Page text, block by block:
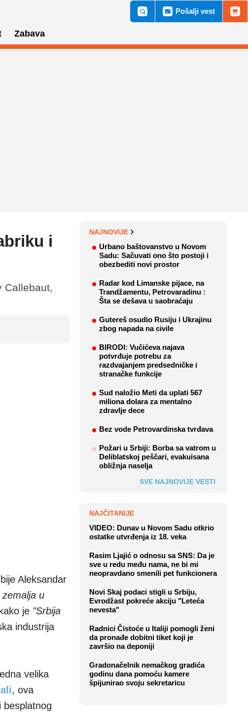
Zabava
Pošalji vest
i
Callebaut,
Aleksandar
zemalja u
je "Srbija
industrija
velika
, ova
besplatnog
NAJNOVIJE
Urbano baštovanstvo u Novom
Sadu: Sačuvati ono što postoji i
obezbediti novi prostor
Radar kod Limanske pijace, na
Trandžamentu, Petrovaradinu :
Šta se dešava u saobraćaju
Gutereš osudio Rusiju i Ukrajinu
zbog napada na civile
BIRODI: Vučićeva najava
potvrđuje potrebu za
razdvajanjem predsedničke i
stranačke funkcije
Sud naložio Meti da uplati 567
miliona dolara za mentalno
zdravlje dece
Bez vode Petrovardinska tvrđava
Požari u Srbiji: Borba sa vatrom u
Deliblatskoj peščari, evakuisana
obližnja naselja
SVE NAJNOVIJE VESTI
NAJČITANIJE
VIDEO: Dunav u Novom Sadu otkrio
ostatke utvrđenja iz 18. veka
Rasim Ljajić o odnosu sa SNS: Da je
sve u redu među nama, ne bi mi
neopravdano smenili pet funkcionera
Novi Skaj podaci stigli u Srbiju,
Evrodžast pokreće akciju "Leteća
nevesta"
Radnici Čistoće u Italiji pomogli ženi
da pronađe dobitni tiket koji je
završio na deponiji
Gradonačelnik nemačkog gradića
godinu dana pomoću kamere
špijunirao svoju sekretaricu